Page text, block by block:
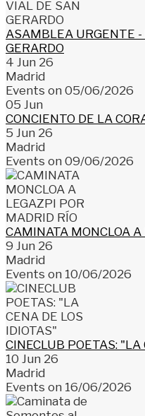
ASAMBLEA URGENTE
GERARDO
4 Jun 26
Madrid
Events on 05/06/2026
05 Jun
CONCIENTO DE LA
5 Jun 26
Madrid
Events on 09/06/2026
CAMINATA MONCLOA
9 Jun 26
Madrid
Events on 10/06/2026
CINECLUB POETAS: "LA
10 Jun 26
Madrid
Events on 16/06/2026